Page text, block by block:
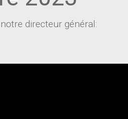
directeur général: